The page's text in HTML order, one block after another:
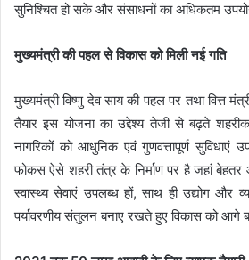
सुनिश्चित हो सके और संसाधनों का अधिकतम
मुख्यमंत्री की पहल से विकास को मिली नई गति
मुख्यमंत्री विष्णु देव साय की पहल पर तथा वित्त
तैयार इस योजना का उद्देश्य तेजी से बढ़ते
नागरिकों को आधुनिक एवं गुणवत्तापूर्ण सुविधाएं
फोकस ऐसे शहरी तंत्र के निर्माण पर है जहां बेहतर
स्वास्थ्य सेवाएं उपलब्ध हों, साथ ही उद्योग और
पर्यावरणीय संतुलन बनाए रखते हुए विकास को आगे